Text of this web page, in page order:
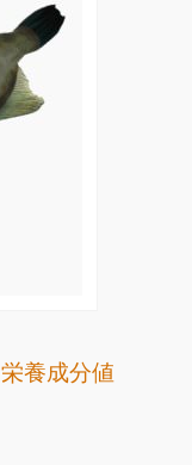
養成分値